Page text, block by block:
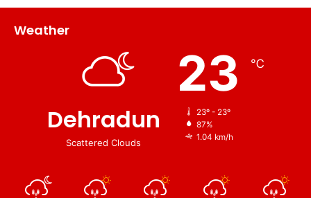
Weather
Dehradun
Scattered Clouds
23 ℃
23º - 23º
87%
1.04 km/h